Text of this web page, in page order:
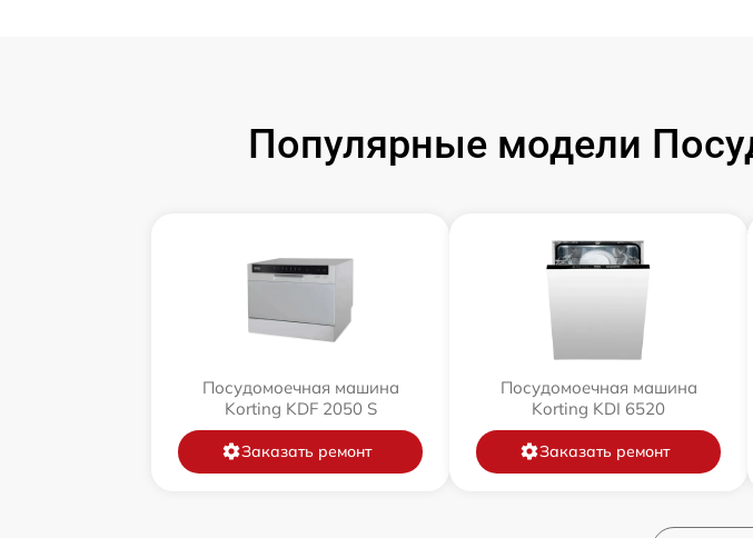
Популярные модели
Посудомоечная машина
Korting KDF 2050 S
Заказать ремонт
Посудомоечная машина
Korting KDI 6520
Заказать ремонт